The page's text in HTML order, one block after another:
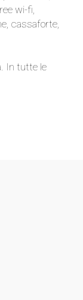
wi-fi,
cassaforte,
In tutte le